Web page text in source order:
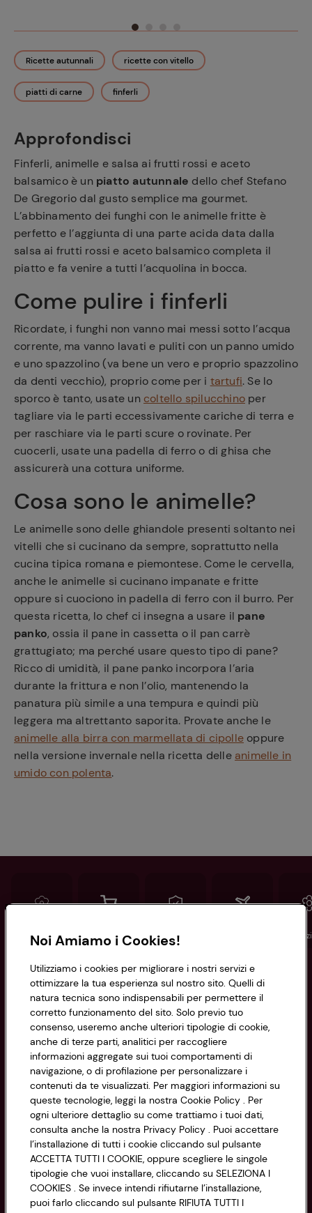
Ricette autunnali ricette con vitello
piatti di carne finferli
Approfondisci
Finferli, animelle e salsa ai frutti rossi e aceto
balsamico è un piatto autunnale dello chef Stefano
De Gregorio dal gusto semplice ma gourmet.
L’abbinamento dei funghi con le animelle fritte è
perfetto e l’aggiunta di una parte acida data dalla
salsa ai frutti rossi e aceto balsamico completa il
piatto e fa venire a tutti l’acquolina in bocca.
Come pulire i finferli
Ricordate, i funghi non vanno mai messi sotto l’acqua
corrente, ma vanno lavati e puliti con un panno umido
e uno spazzolino (va bene un vero e proprio spazzolino
da denti vecchio), proprio come per i tartufi. Se lo
sporco è tanto, usate un coltello spilucchino per
tagliare via le parti eccessivamente cariche di terra e
per raschiare via le parti scure o rovinate. Per
cuocerli, usate una padella di ferro o di ghisa che
assicurerà una cottura uniforme.
Cosa sono le animelle?
Le animelle sono delle ghiandole presenti soltanto nei
vitelli che si cucinano da sempre, soprattutto nella
cucina tipica romana e piemontese. Come le cervella,
anche le animelle si cucinano impanate e fritte
oppure si cuociono in padella di ferro con il burro. Per
questa ricetta, lo chef ci insegna a usare il pane
panko, ossia il pane in cassetta o il pan carrè
grattugiato; ma perché usare questo tipo di pane?
Ricco di umidità, il pane panko incorpora l’aria
durante la frittura e non l’olio, mantenendo la
panatura più simile a una tempura e quindi più
leggera ma altrettanto saporita. Provate anche le
animelle alla birra con marmellata di cipolle oppure
nella versione invernale nella ricetta delle animelle in
umido con polenta.
Conad Spesa online Assicurazioni
Informazioni
Privacy Policy
Cookie Policy
Impostazioni Cookie
Accessibilità
CONAD SOCIETÀ COOPERATIVA
Via Michelino, 59 | 40127 BOLOGNA
Codice Fiscale e Registro Imprese
di Bologna 00865960157
PARTITA IVA 03320960374
Servizio clienti
Noi Amiamo i Cookies!
Utilizziamo i cookies per migliorare i nostri servizi e
ottimizzare la tua esperienza sul nostro sito. Quelli di
natura tecnica sono indispensabili per permettere il
corretto funzionamento del sito. Solo previo tuo
consenso, useremo anche ulteriori tipologie di cookie,
anche di terze parti, analitici per raccogliere
informazioni aggregate sui tuoi comportamenti di
navigazione, o di profilazione per personalizzare i
contenuti da te visualizzati. Per maggiori informazioni su
queste tecnologie, leggi la nostra Cookie Policy . Per
ogni ulteriore dettaglio su come trattiamo i tuoi dati,
consulta anche la nostra Privacy Policy . Puoi accettare
l’installazione di tutti i cookie cliccando sul pulsante
ACCETTA TUTTI I COOKIE, oppure scegliere le singole
tipologie che vuoi installare, cliccando su SELEZIONA I
COOKIES . Se invece intendi rifiutarne l’installazione,
puoi farlo cliccando sul pulsante RIFIUTA TUTTI I